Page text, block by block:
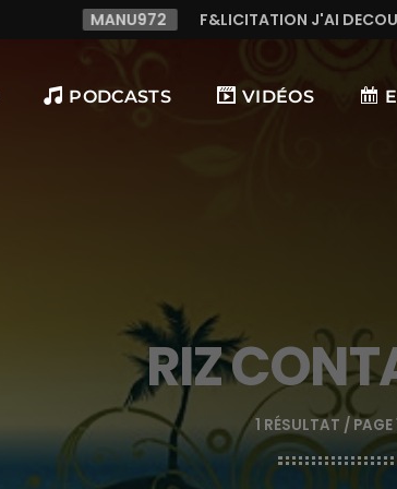
F&LICITATION J'AI DECOUVERT CETTE RADIO C LE
PODCASTS VIDÉOS
RIZ
1 RÉSULTAT / PAGE